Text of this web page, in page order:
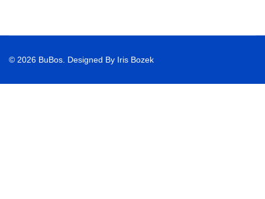
© 2026 BuBos. Designed By Iris Bozek